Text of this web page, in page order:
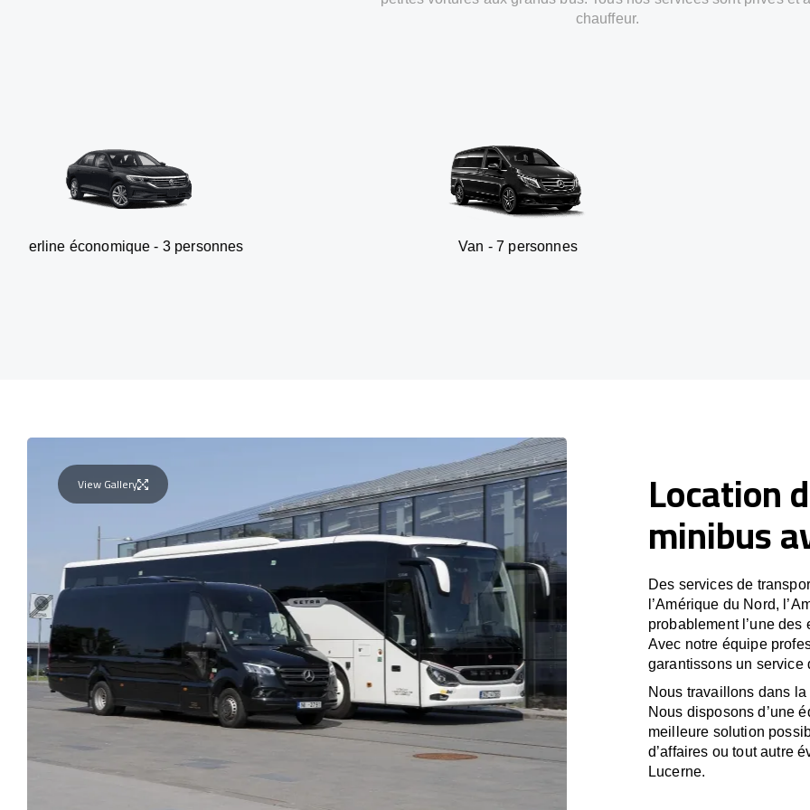
chauffeur.
- 3 personnes Van - 7 personnes SUV - 3
View Gallery Location
minibus
Des services de
l’Amérique du Nord,
probablement l’une
Avec notre équipe
garantissons un service
Nous travaillons dans la
Nous disposons d’une
meilleure solution
d’affaires ou tout autre
Lucerne.